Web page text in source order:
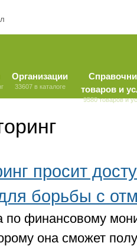
Организации
33607 в каталоге
товаров и
9580 товаров и
просит
борьбы с
финансовому
она сможет